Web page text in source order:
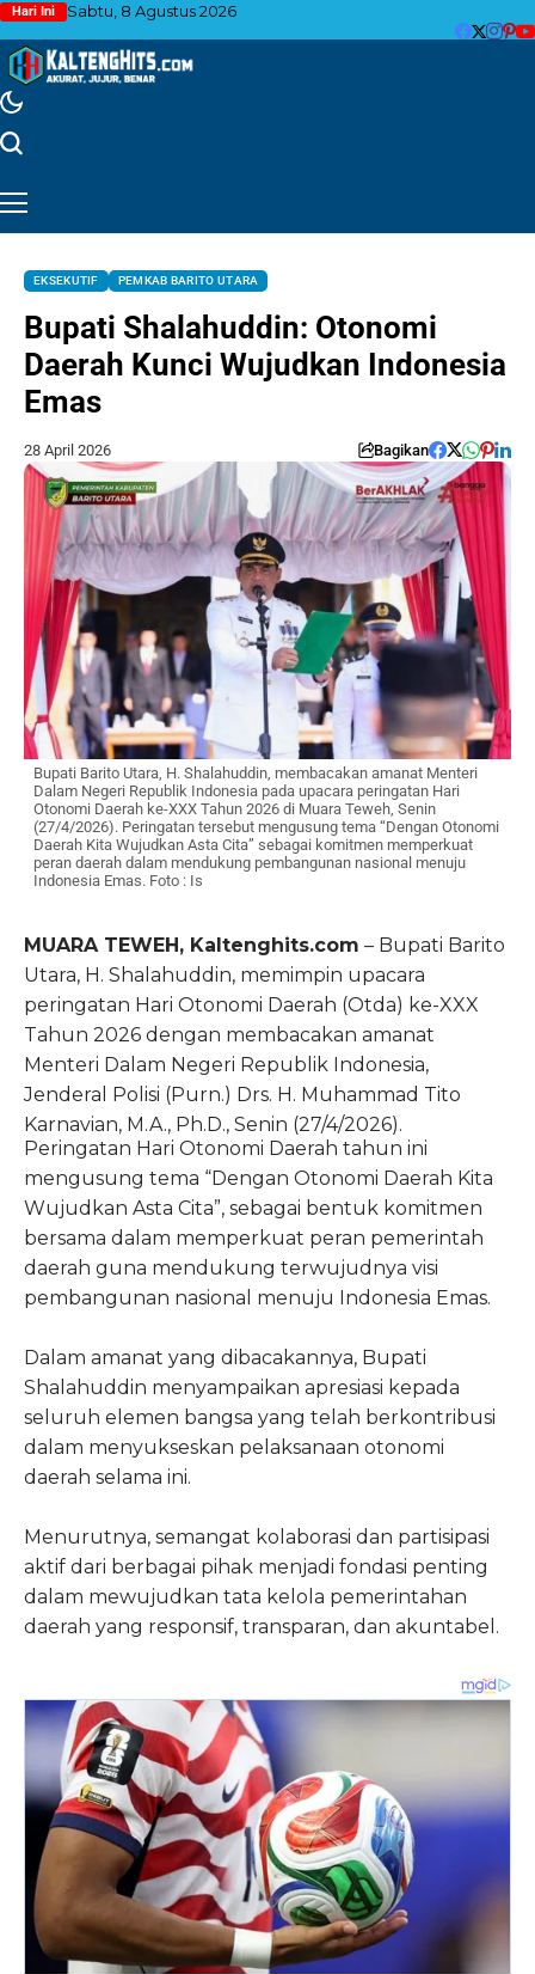
Hari Ini Sabtu, 8 Agustus 2026
EKSEKUTIF PEMKAB BARITO UTARA
Bupati Shalahuddin: Otonomi
Daerah Kunci Wujudkan Indonesia
Emas
28 April 2026 Bagikan
Bupati Barito Utara, H. Shalahuddin, membacakan amanat Menteri
Dalam Negeri Republik Indonesia pada upacara peringatan Hari
Otonomi Daerah ke-XXX Tahun 2026 di Muara Teweh, Senin
(27/4/2026). Peringatan tersebut mengusung tema “Dengan Otonomi
Daerah Kita Wujudkan Asta Cita” sebagai komitmen memperkuat
peran daerah dalam mendukung pembangunan nasional menuju
Indonesia Emas. Foto : Is
MUARA TEWEH, Kaltenghits.com – Bupati Barito
Utara, H. Shalahuddin, memimpin upacara
peringatan Hari Otonomi Daerah (Otda) ke-XXX
Tahun 2026 dengan membacakan amanat
Menteri Dalam Negeri Republik Indonesia,
Jenderal Polisi (Purn.) Drs. H. Muhammad Tito
Karnavian, M.A., Ph.D., Senin (27/4/2026).
Peringatan Hari Otonomi Daerah tahun ini
mengusung tema “Dengan Otonomi Daerah Kita
Wujudkan Asta Cita”, sebagai bentuk komitmen
bersama dalam memperkuat peran pemerintah
daerah guna mendukung terwujudnya visi
pembangunan nasional menuju Indonesia Emas.
Dalam amanat yang dibacakannya, Bupati
Shalahuddin menyampaikan apresiasi kepada
seluruh elemen bangsa yang telah berkontribusi
dalam menyukseskan pelaksanaan otonomi
daerah selama ini.
Menurutnya, semangat kolaborasi dan partisipasi
aktif dari berbagai pihak menjadi fondasi penting
dalam mewujudkan tata kelola pemerintahan
daerah yang responsif, transparan, dan akuntabel.